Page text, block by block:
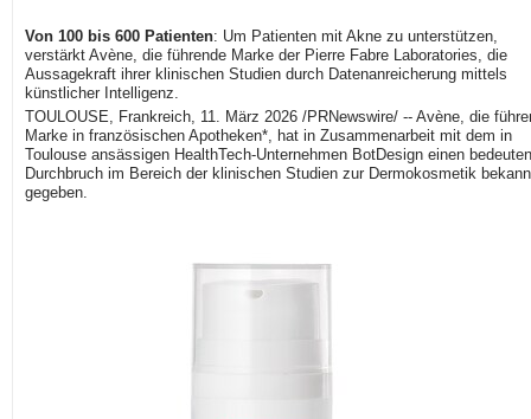
Von 100 bis 600 Patienten: Um Patienten mit Akne zu unterstützen,
verstärkt Avène, die führende Marke der Pierre Fabre Laboratories, die
Aussagekraft ihrer klinischen Studien durch Datenanreicherung mittels
künstlicher Intelligenz.
TOULOUSE, Frankreich, 11. März 2026 /PRNewswire/ -- Avène, die
Marke in französischen Apotheken*, hat in Zusammenarbeit mit dem in
Toulouse ansässigen HealthTech-Unternehmen BotDesign einen
Durchbruch im Bereich der klinischen Studien zur Dermokosmetik
gegeben.